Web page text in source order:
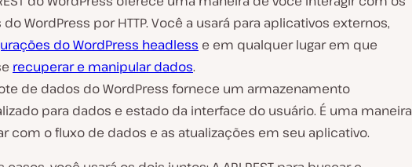
WordPress por HTTP. Você a usará para aplicativos externos,
do WordPress headless e em qualquer lugar em que
recuperar e manipular dados.
de dados do WordPress fornece um armazenamento
para dados e estado da interface do usuário. É uma maneira
com o fluxo de dados e as atualizações em seu aplicativo.